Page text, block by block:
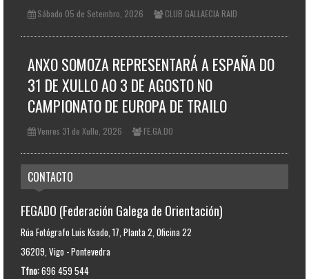
Sábado 05 de Setembro, 2026 CLUB GALLAECIA RAID
ANXO SOMOZA REPRESENTARÁ A ESPAÑA DO
31 DE XULLO AO 3 DE AGOSTO NO
CAMPIONATO DE EUROPA DE TRAILO
Venres 31 de Xullo, 2026 FE.GA.DO
CONTACTO
FEGADO (Federación Galega de Orientación)
Rúa Fotógrafo Luis Ksado, 17, Planta 2, Oficina 22
36209, Vigo - Pontevedra
Tfno:696 459 544